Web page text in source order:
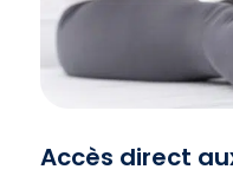
Accès direct